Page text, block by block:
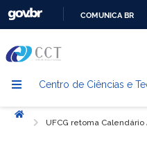
COMUNICA BR
Centro de Ciências e
Início
UFCG retoma